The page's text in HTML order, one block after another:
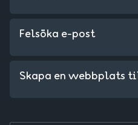
Felsöka e-post
Skapa en webbplats
Czechia - Czech